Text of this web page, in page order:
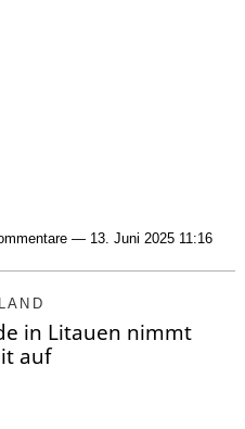
— 13. Juni 2025 11:16
in Litauen nimmt
auf